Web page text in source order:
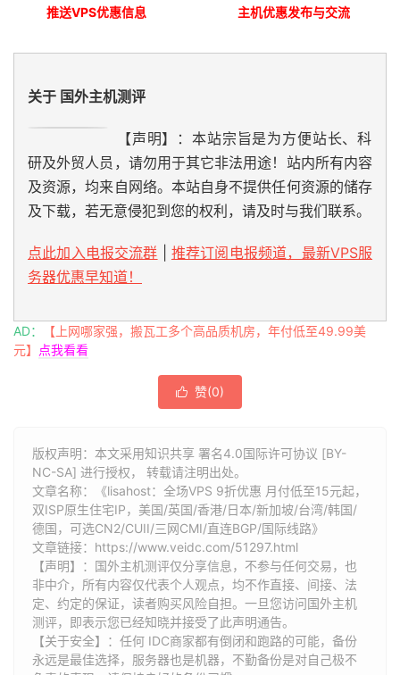
推送VPS优惠信息 主机优惠发布与交流
关于 国外主机测评
【声明】：本站宗旨是为方便站长、科
研及外贸人员，请勿用于其它非法用途！站内所有内容
及资源，均来自网络。本站自身不提供任何资源的储存
及下载，若无意侵犯到您的权利，请及时与我们联系。
点此加入电报交流群
推荐订阅电报频道，最新VPS服
务器优惠早知道！
AD：
【上网哪家强，搬瓦工多个高品质机房，年付低至49.99美
元】
点我看看
 赞(0)
版权声明：本文采用知识共享 署名4.0国际许可协议 [BY-
NC-SA] 进行授权， 转载请注明出处。
文章名称：《lisahost：全场VPS 9折优惠 月付低至15元起，
双ISP原生住宅IP，美国/英国/香港/日本/新加坡/台湾/韩国/
德国，可选CN2/CUII/三网CMI/直连BGP/国际线路》
文章链接： https://www.veidc.com/51297.html
【声明】：国外主机测评仅分享信息，不参与任何交易，也
非中介，所有内容仅代表个人观点，均不作直接、间接、法
定、约定的保证，读者购买风险自担。一旦您访问国外主机
测评，即表示您已经知晓并接受了此声明通告。
【关于安全】：任何 IDC商家都有倒闭和跑路的可能，备份
永远是最佳选择，服务器也是机器，不勤备份是对自己极不